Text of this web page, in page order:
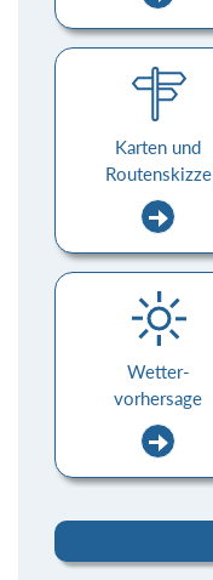
Karten und
Routenskizze
Wetter-
vorhersage